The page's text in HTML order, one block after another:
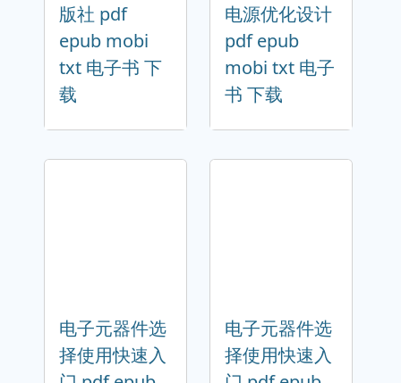
版社 pdf
epub mobi
txt 电子书 下
载
电源优化设计
pdf epub
mobi txt 电子
书 下载
电子元器件选
择使用快速入
电子元器件选
择使用快速入